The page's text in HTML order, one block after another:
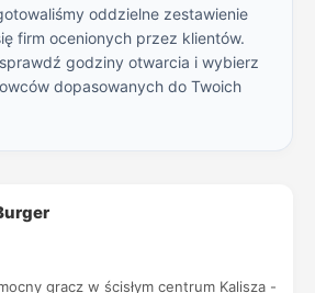
oddzielne zestawienie
firm ocenionych przez klientów.
godziny otwarcia i wybierz
dopasowanych do Twoich
gracz w ścisłym centrum Kalisza -